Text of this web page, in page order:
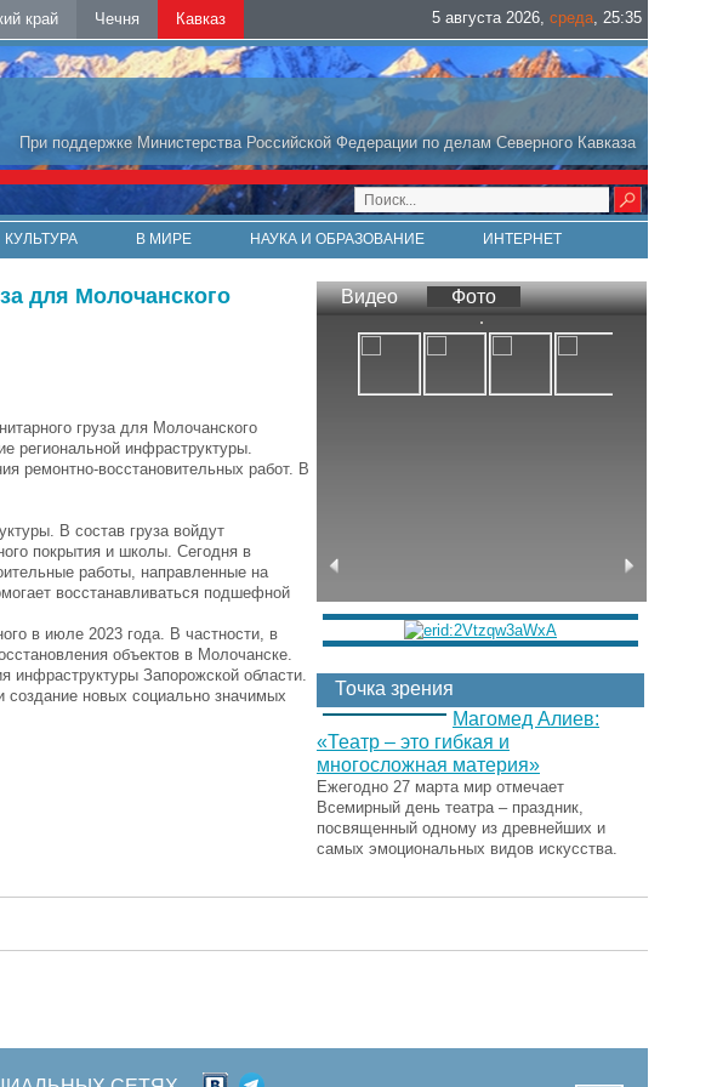
край Чечня Кавказ 5 августа 2026, среда, 25:35
При поддержке Министерства Российской Федерации по делам Северного Кавказа
КУЛЬТУРА В МИРЕ НАУКА И ОБРАЗОВАНИЕ
ИНТЕРНЕТ
для Молочанского
груза для Молочанского
региональной инфраструктуры.
ремонтно-восстановительных работ. В
В состав груза войдут
покрытия и школы. Сегодня в
работы, направленные на
восстанавливаться подшефной
в июле 2023 года. В частности, в
объектов в Молочанске.
инфраструктуры Запорожской области.
создание новых социально значимых
Видео Фото
Точка зрения
Магомед Алиев:
«Театр – это гибкая и
многосложная материя»
Ежегодно 27 марта мир отмечает
Всемирный день театра – праздник,
посвященный одному из древнейших и
самых эмоциональных видов искусства.